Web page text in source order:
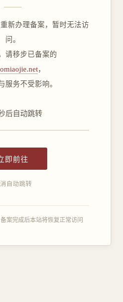
新办理备案，暂时无法访
问。
请移步已备案的
，
服务不受影响。
后自动跳转
即前往
自动跳转
案完成后本站将恢复正常访问